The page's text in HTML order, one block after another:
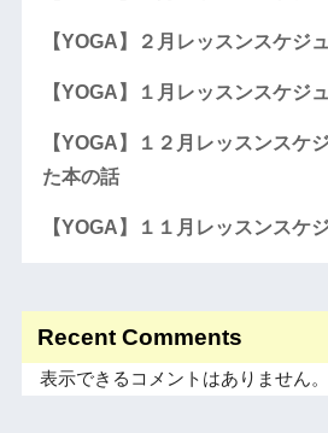
【YOGA】２月レッスンスケジ
【YOGA】１月レッスンスケジ
【YOGA】１２月レッスンスケ
た本の話
【YOGA】１１月レッスンスケ
Recent Comments
表示できるコメントはありません。